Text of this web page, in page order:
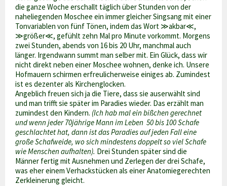
die ganze Woche erschallt täglich über Stunden von der
naheliegenden Moschee ein immer gleicher Singsang mit einer
Tonvariablen von fünf Tönen, indem das Wort ≫akbar≪,
≫größer≪, gefühlt zehn Mal pro Minute vorkommt. Morgens
zwei Stunden, abends von 16 bis 20 Uhr, manchmal auch
länger. Irgendwann summt man selber mit. Ein Glück, dass wir
nicht direkt neben einer Moschee wohnen, denke ich. Unsere
Hofmauern schirmen erfreulicherweise einiges ab. Zumindest
ist es dezenter als Kirchenglocken.
Angeblich freuen sich ja die Tiere, dass sie auserwählt sind
und man trifft sie später im Paradies wieder. Das erzählt man
zumindest den Kindern. (Ich hab mal ein bißchen gerechnet
und wenn jeder 70jährige Mann im Leben 50 bis 100 Schafe
geschlachtet hat, dann ist das Paradies auf jeden Fall eine
große Schafweide, wo sich mindestens doppelt so viel Schafe
wie Menschen aufhalten). Drei Stunden später sind die
Männer fertig mit Ausnehmen und Zerlegen der drei Schafe,
was eher einem Verhackstücken als einer Anatomiegerechten
Zerkleinerung gleicht.